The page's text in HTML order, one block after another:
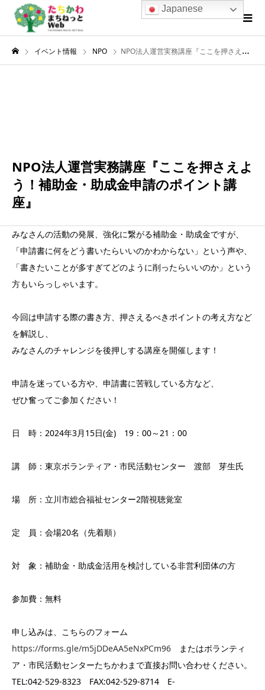
イベント情報 NPO NPO法人運営実務講座『ここを押さえよう！補助金・助成金申請のポイント講座』
NPO法人運営実務講座『ここを押さえよ
う！補助金・助成金申請のポイント講
座』
みなさんの活動の発展、強化に繋がる補助金・助成金ですが、
「申請書に何をどう書いたらいいのかわからない」という声や、
「書きたいことが多すぎてどのように削ったらいいのか」という
方もいらっしゃいます。
今回は申請する際の書き方、押さえるべきポイントの考え方など
を解説し、
みなさんのチャレンジを後押しする講座を開催します！
申請を迷っている方や、申請書に苦戦している方など、
ぜひ奮ってご参加ください！
日 時：2024年3月15日(金) 19：00～21：00
講 師：東京ボランティア・市民活動センター 渡部 芽生氏
場 所：立川市総合福祉センター2階視聴覚室
定 員：会場20名（先着順）
対 象：補助金・助成金活用を検討している非営利団体の方
参加費：無料
申し込みは、こちらのフォーム
https://forms.gle/m5jDDeAA5eNxPCm96 またはボランティ
ア・市民活動センターたちかわまで直接お問い合わせください。
TEL:042-529-8323 FAX:042-529-8714 E-
Japanese